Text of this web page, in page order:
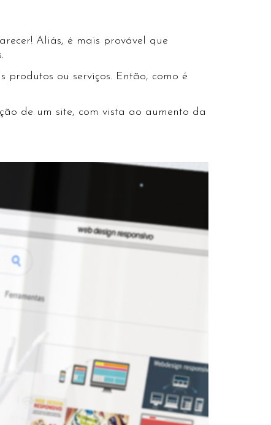
Aliás, é mais provável que
ou serviços. Então, como é
de um site, com vista ao aumento da